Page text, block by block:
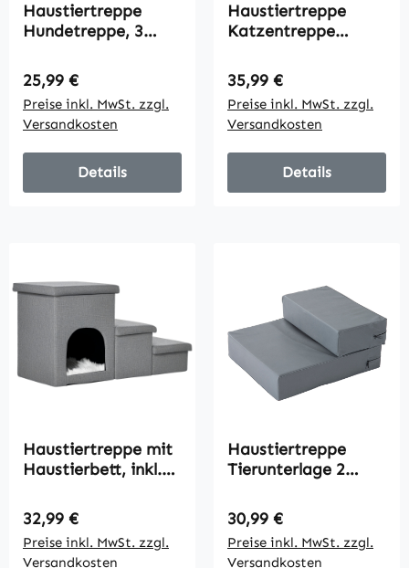
Haustiertreppe
Hundetreppe, 3
38,5 cm x 38,5 cm x
30 cm, Eiche +
Schwarz
Regulärer Preis:
25,99 €
Preise inkl. MwSt. zzgl.
Versandkosten
Details
Haustiertreppe
Katzentreppe
Faltbar 3 Stufen
Tiertreppe mit
Stauraum für
Katzen und Hunde
MDF Schwarz 40 x
54 x 48 cm
Regulärer Preis:
35,99 €
Preise inkl. MwSt. zzgl.
Versandkosten
Details
Haustiertreppe mit
Haustierbett, inkl.
Stauraum, 73,5 cm x
33 cm x 40,5 cm,
Hellgrau
Regulärer Preis:
32,99 €
Preise inkl. MwSt. zzgl.
Versandkosten
Haustiertreppe
Tierunterlage 2
7 kg Hundetreppe
Treppe Unterlage
für Katzen und
Regulärer Preis:
30,99 €
Preise inkl. MwSt. zzgl.
Versandkosten